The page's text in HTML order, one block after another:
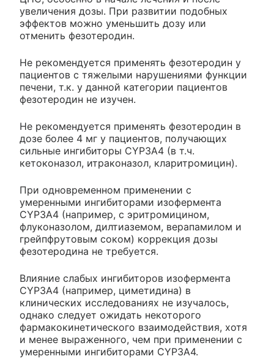
увеличения дозы. При развитии подобных
эффектов можно уменьшить дозу или
отменить фезотеродин.
Не рекомендуется применять фезотеродин у
пациентов с тяжелыми нарушениями функции
печени, т.к. у данной категории пациентов
фезотеродин не изучен.
Не рекомендуется применять фезотеродин в
дозе более 4 мг у пациентов, получающих
сильные ингибиторы CYP3A4 (в т.ч.
кетоконазол, итраконазол, кларитромицин).
При одновременном применении с
умеренными ингибиторами изофермента
CYP3A4 (например, с эритромицином,
флуконазолом, дилтиаземом, верапамилом и
грейпфрутовым соком) коррекция дозы
фезотеродина не требуется.
Влияние слабых ингибиторов изофермента
CYP3A4 (например, циметидина) в
клинических исследованиях не изучалось,
однако следует ожидать некоторого
фармакокинетического взаимодействия, хотя
и менее выраженного, чем при применении с
умеренными ингибиторами CYP3A4.